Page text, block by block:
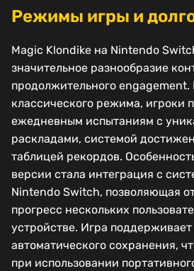
Режимы игры и
Magic Klondike на Nintendo
значительное разнообразие
продолжительного
классического режима, игроки
ежедневным испытаниям с
раскладами, системой
таблицей рекордов.
версии стала интеграция с
Nintendo Switch, позволяющая
прогресс нескольких
устройстве. Игра
автоматического сохранения,
при использовании